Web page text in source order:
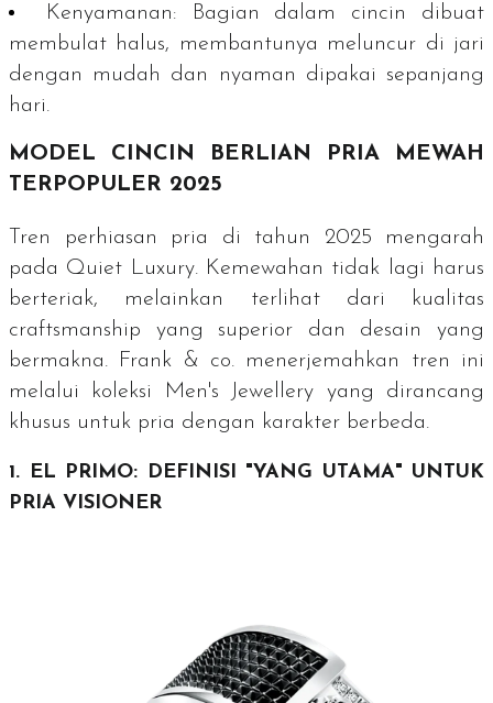
Kenyamanan: Bagian dalam cincin dibuat
membulat halus, membantunya meluncur di jari
dengan mudah dan nyaman dipakai sepanjang
hari.
MODEL CINCIN BERLIAN PRIA MEWAH
TERPOPULER 2025
Tren perhiasan pria di tahun 2025 mengarah
pada Quiet Luxury. Kemewahan tidak lagi harus
berteriak, melainkan terlihat dari kualitas
craftsmanship yang superior dan desain yang
bermakna. Frank & co. menerjemahkan tren ini
melalui koleksi
Men's Jewellery yang dirancang
khusus untuk pria dengan karakter berbeda.
1. EL PRIMO: DEFINISI "YANG UTAMA" UNTUK
PRIA VISIONER